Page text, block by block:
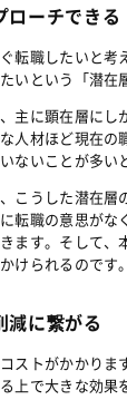
ローチできる
転職したいと考
いという「潜在
主に顕在層にし
人材ほど現在
ないことが多い
こうした潜在層
転職の意思がな
ます。そして、
けられるのです。
減に繋がる
ストがかかりま
上で大きな効果